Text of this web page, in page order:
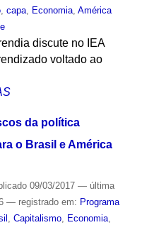
, capa, Economia, América
discute no IEA
voltado ao
da política
o Brasil e América
09/03/2017 — última
— registrado em: Programa
Capitalismo, Economia,